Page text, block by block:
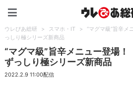
ウレぴあ総研 > スマホ・IT >
“マグマ級”旨辛
っしり極シリーズ新商品
“マグマ級”旨辛メニュー登場
ずっしり極シリーズ新商品
2022.2.9 11:00配信